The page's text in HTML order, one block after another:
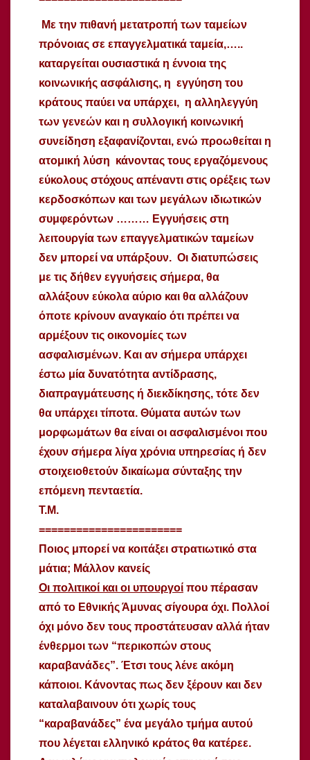
Με την πιθανή μετατροπή των ταμείων
πρόνοιας σε επαγγελματικά ταμεία,…..
καταργείται ουσιαστικά η έννοια της
κοινωνικής ασφάλισης, η εγγύηση του
κράτους παύει να υπάρχει, η αλληλεγγύη
των γενεών και η συλλογική κοινωνική
συνείδηση εξαφανίζονται, ενώ προωθείται η
ατομική λύση κάνοντας τους εργαζόμενους
εύκολους στόχους απέναντι στις ορέξεις των
κερδοσκόπων και των μεγάλων ιδιωτικών
συμφερόντων ……… Εγγυήσεις στη
λειτουργία των επαγγελματικών ταμείων
δεν μπορεί να υπάρξουν. Οι διατυπώσεις
με τις δήθεν εγγυήσεις σήμερα, θα
αλλάξουν εύκολα αύριο και θα αλλάζουν
όποτε κρίνουν αναγκαίο ότι πρέπει να
αρμέξουν τις οικονομίες των
ασφαλισμένων. Και αν σήμερα υπάρχει
έστω μία δυνατότητα αντίδρασης,
διαπραγμάτευσης ή διεκδίκησης, τότε δεν
θα υπάρχει τίποτα. Θύματα αυτών των
μορφωμάτων θα είναι οι ασφαλισμένοι που
έχουν σήμερα λίγα χρόνια υπηρεσίας ή δεν
στοιχειοθετούν δικαίωμα σύνταξης την
επόμενη πενταετία.
Τ.Μ.
=======================
Ποιος μπορεί να κοιτάξει στρατιωτικό στα
μάτια; Μάλλον κανείς
Οι πολιτικοί και οι υπουργοί που πέρασαν
από το Εθνικής Άμυνας σίγουρα όχι. Πολλοί
όχι μόνο δεν τους προστάτευσαν αλλά ήταν
ένθερμοι των “περικοπών στους
καραβανάδες”. Έτσι τους λένε ακόμη
κάποιοι. Κάνοντας πως δεν ξέρουν και δεν
καταλαβαινουν ότι χωρίς τους
“καραβανάδες” ένα μεγάλο τμήμα αυτού
που λέγεται ελληνικό κράτος θα κατέρεε.